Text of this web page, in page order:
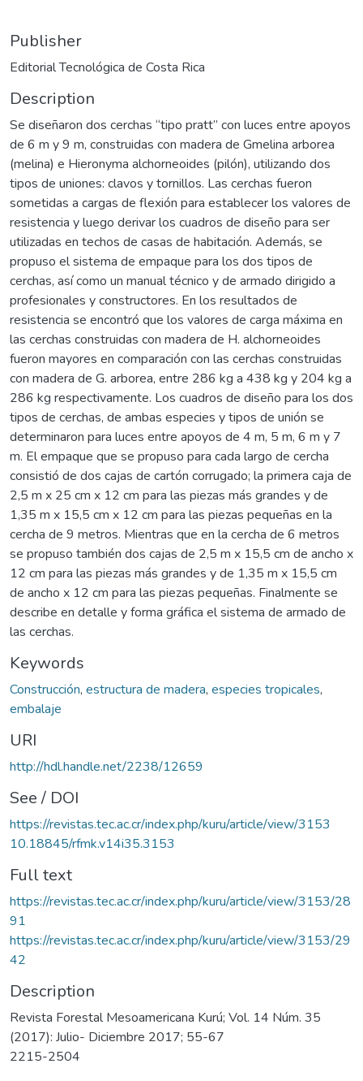
Publisher
Editorial Tecnológica de Costa Rica
Description
Se diseñaron dos cerchas “tipo pratt” con luces entre apoyos
de 6 m y 9 m, construidas con madera de Gmelina arborea
(melina) e Hieronyma alchorneoides (pilón), utilizando dos
tipos de uniones: clavos y tornillos. Las cerchas fueron
sometidas a cargas de flexión para establecer los valores de
resistencia y luego derivar los cuadros de diseño para ser
utilizadas en techos de casas de habitación. Además, se
propuso el sistema de empaque para los dos tipos de
cerchas, así como un manual técnico y de armado dirigido a
profesionales y constructores. En los resultados de
resistencia se encontró que los valores de carga máxima en
las cerchas construidas con madera de H. alchorneoides
fueron mayores en comparación con las cerchas construidas
con madera de G. arborea, entre 286 kg a 438 kg y 204 kg a
286 kg respectivamente. Los cuadros de diseño para los dos
tipos de cerchas, de ambas especies y tipos de unión se
determinaron para luces entre apoyos de 4 m, 5 m, 6 m y 7
m. El empaque que se propuso para cada largo de cercha
consistió de dos cajas de cartón corrugado; la primera caja de
2,5 m x 25 cm x 12 cm para las piezas más grandes y de
1,35 m x 15,5 cm x 12 cm para las piezas pequeñas en la
cercha de 9 metros. Mientras que en la cercha de 6 metros
se propuso también dos cajas de 2,5 m x 15,5 cm de ancho x
12 cm para las piezas más grandes y de 1,35 m x 15,5 cm
de ancho x 12 cm para las piezas pequeñas. Finalmente se
describe en detalle y forma gráfica el sistema de armado de
las cerchas.
Keywords
Construcción, estructura de madera, especies tropicales,
embalaje
URI
http://hdl.handle.net/2238/12659
See / DOI
https://revistas.tec.ac.cr/index.php/kuru/article/view/3153
10.18845/rfmk.v14i35.3153
Full text
https://revistas.tec.ac.cr/index.php/kuru/article/view/3153/28
91
https://revistas.tec.ac.cr/index.php/kuru/article/view/3153/29
42
Description
Revista Forestal Mesoamericana Kurú; Vol. 14 Núm. 35
(2017): Julio- Diciembre 2017; 55-67
2215-2504